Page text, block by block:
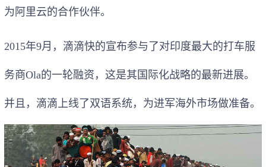
为阿里云的合作伙伴。
2015年9月，滴滴快的宣布参与了对印度最大的打车服
务商Ola的一轮融资，这是其国际化战略的最新进展。
并且，滴滴上线了双语系统，为进军海外市场做准备。